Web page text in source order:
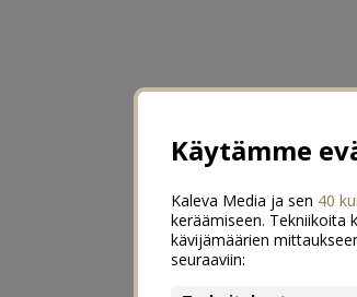
Käytämme
Kaleva Media ja sen 40
keräämiseen. Tekniikoita
kävijämäärien
seuraaviin: